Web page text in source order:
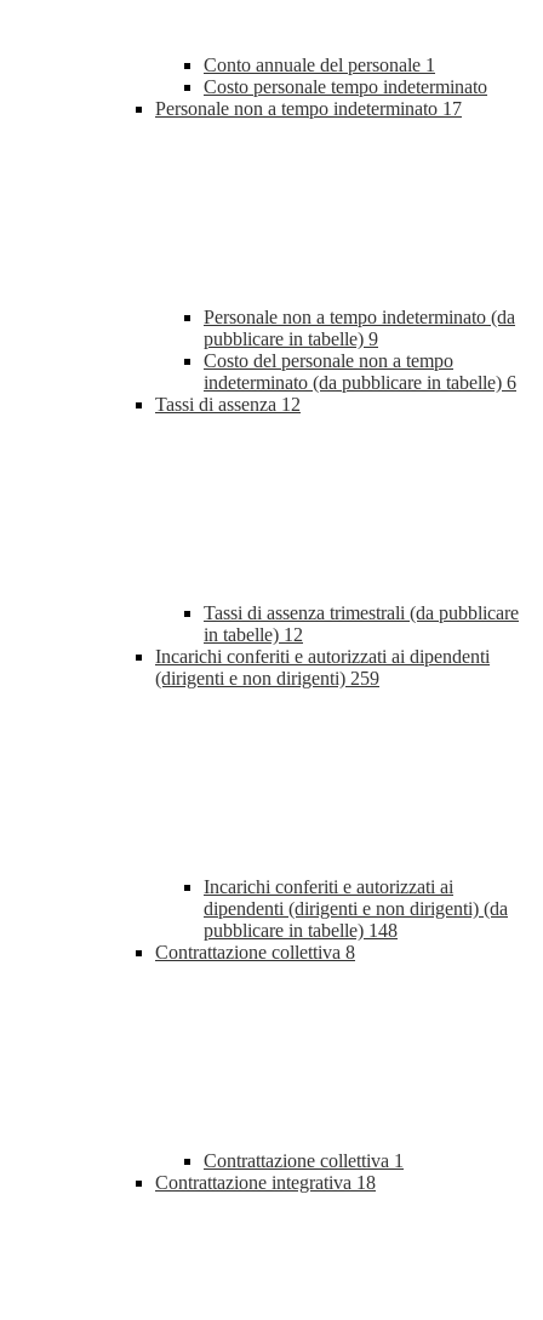
Conto annuale del personale 1
Costo personale tempo indeterminato
Personale non a tempo indeterminato 17
Personale non a tempo indeterminato (da
pubblicare in tabelle) 9
Costo del personale non a tempo
indeterminato (da pubblicare in tabelle) 6
Tassi di assenza 12
Tassi di assenza trimestrali (da pubblicare
in tabelle) 12
Incarichi conferiti e autorizzati ai dipendenti
(dirigenti e non dirigenti) 259
Incarichi conferiti e autorizzati ai
dipendenti (dirigenti e non dirigenti) (da
pubblicare in tabelle) 148
Contrattazione collettiva 8
Contrattazione collettiva 1
Contrattazione integrativa 18